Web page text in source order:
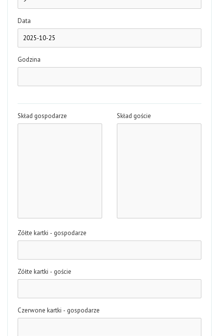
Data
Godzina
Skład gospodarze Skład goście
Zółte kartki - gospodarze
Zółte kartki - goście
Czerwone kartki - gospodarze